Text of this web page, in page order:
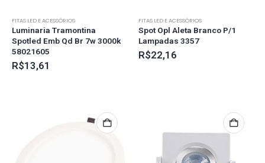
FITAS LED E ACESSÓRIOS
Luminaria Tramontina
Spotled Emb Qd Br 7w 3000k
58021605
R$13,61
FITAS LED E ACESSÓRIOS
Spot Opl Aleta Branco P/1
Lampadas 3357
R$22,16